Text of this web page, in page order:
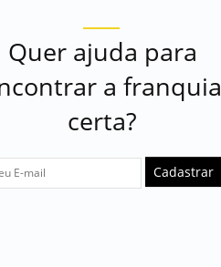
Quer ajuda para
a franquia
certa?
Cadastrar